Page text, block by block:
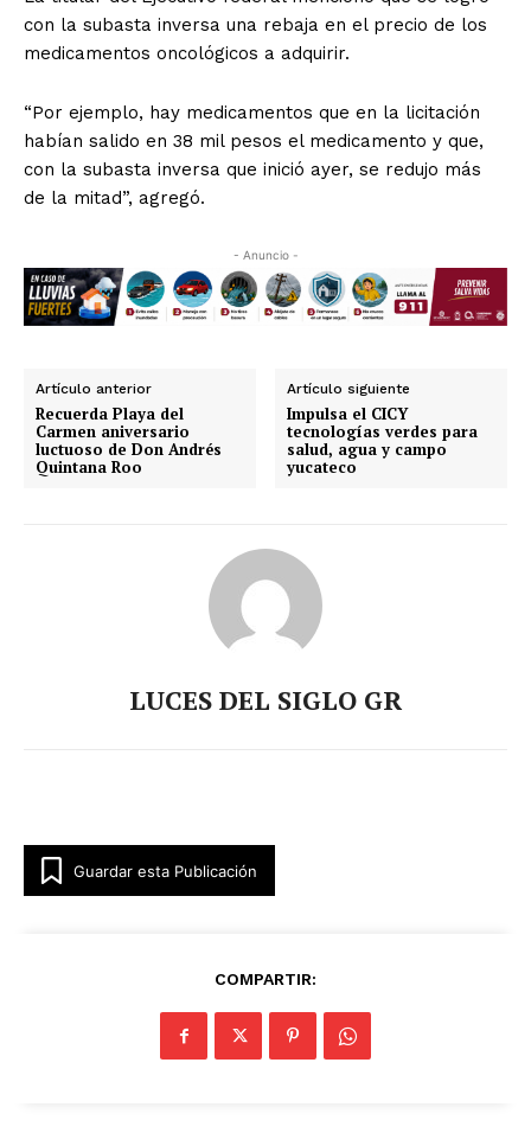
con la subasta inversa una rebaja en el precio de los
medicamentos oncológicos a adquirir.
“Por ejemplo, hay medicamentos que en la licitación
habían salido en 38 mil pesos el medicamento y que,
con la subasta inversa que inició ayer, se redujo más
de la mitad”, agregó.
- Anuncio -
Artículo anterior
Recuerda Playa del
Carmen aniversario
luctuoso de Don Andrés
Quintana Roo
Artículo siguiente
Impulsa el CICY
tecnologías verdes para
salud, agua y campo
yucateco
LUCES DEL SIGLO GR
Guardar esta Publicación
COMPARTIR: